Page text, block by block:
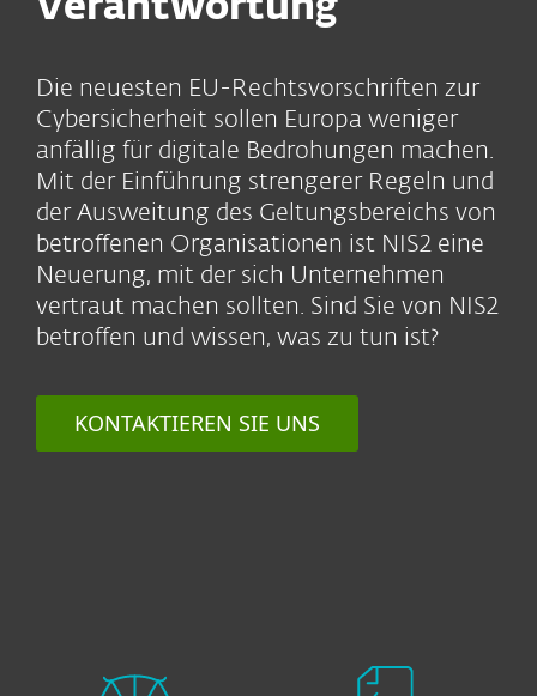
Verantwortung
Die neuesten EU-Rechtsvorschriften zur
Cybersicherheit sollen Europa weniger
anfällig für digitale Bedrohungen machen.
Mit der Einführung strengerer Regeln und
der Ausweitung des Geltungsbereichs von
betroffenen Organisationen ist NIS2 eine
Neuerung, mit der sich Unternehmen
vertraut machen sollten. Sind Sie von NIS2
betroffen und wissen, was zu tun ist?
KONTAKTIEREN SIE UNS